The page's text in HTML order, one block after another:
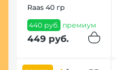
Raas 40 гр
440 руб. премиум
449 руб.